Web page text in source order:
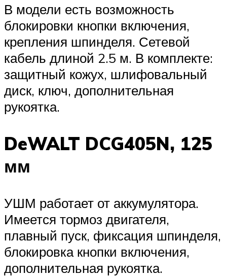
В модели есть возможность
блокировки кнопки включения,
крепления шпинделя. Сетевой
кабель длиной 2.5 м. В комплекте:
защитный кожух, шлифовальный
диск, ключ, дополнительная
рукоятка.
DeWALT DCG405N, 125
мм
УШМ работает от аккумулятора.
Имеется тормоз двигателя,
плавный пуск, фиксация шпинделя,
блокировка кнопки включения,
дополнительная рукоятка.